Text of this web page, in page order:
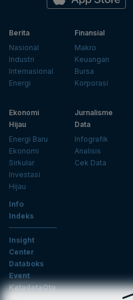
Berita
Nasional
Industri
Internasional
Energi
Finansial
Makro
Keuangan
Bursa
Korporasi
Ekonomi
Hijau
Energi Baru
Ekonomi
Sirkular
Investasi
Hijau
Jurnalisme
Data
Infografik
Analisis
Cek Data
Info
Indeks
Insight
Center
Databoks
Event
KatadataOto